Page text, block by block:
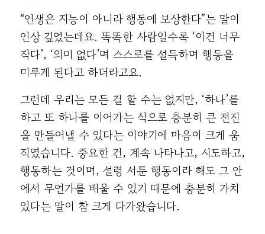
“인생은 지능이 아니라 행동에 보상한다”는 말이
인상 깊었는데요. 똑똑한 사람일수록 ‘이건 너무
작다’, ‘의미 없다’며 스스로를 설득하며 행동을
미루게 된다고 하더라고요.
그런데 우리는 모든 걸 할 수는 없지만, ‘하나’를
하고 또 하나를 이어가는 식으로 충분히 큰 전진
을 만들어낼 수 있다는 이야기에 마음이 크게 움
직였습니다. 중요한 건, 계속 나타나고, 시도하고,
행동하는 것이며, 설령 서툰 행동이라 해도 그 안
에서 무언가를 배울 수 있기 때문에 충분히 가치
있다는 말이 참 크게 다가왔습니다.